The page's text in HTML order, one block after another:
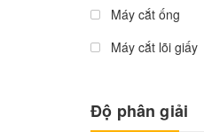
Máy cắt ống
Máy cắt lõi giấy
Độ phân giải